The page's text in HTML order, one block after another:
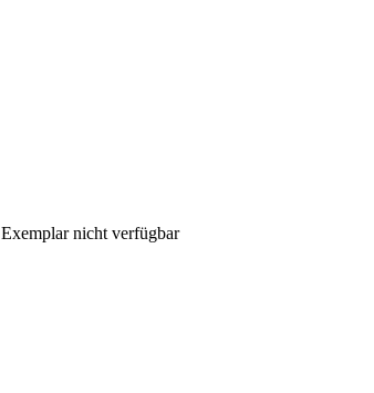
Exemplar nicht verfügbar